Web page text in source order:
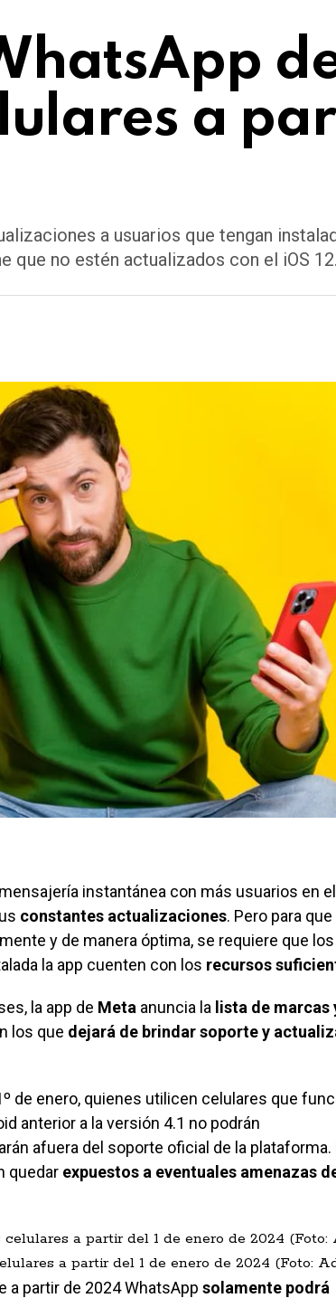
a
a usuarios que tengan
que no estén actualizados con el iOS 12.
instantánea con más usuarios en
constantes actualizaciones. Pero para
y de manera óptima, se requiere que los
la app cuenten con los recursos
la app de Meta anuncia la lista de marcas
los que dejará de brindar soporte y
de enero, quienes utilicen celulares que
anterior a la versión 4.1 no podrán
afuera del soporte oficial de la plataforma.
quedar expuestos a eventuales amenazas
a partir del 1 de enero de 2024 (Foto:
a partir de 2024 WhatsApp solamente podrá